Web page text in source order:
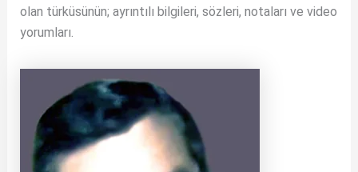
olan türküsünün; ayrıntılı bilgileri, sözleri, notaları ve video
yorumları.